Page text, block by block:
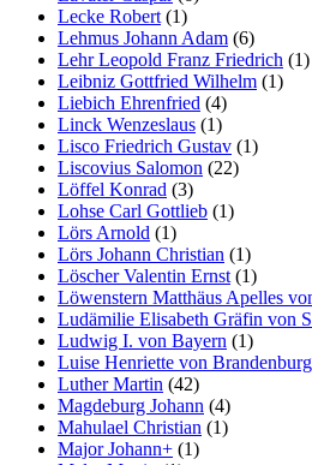
Lecke Robert (1)
Lehmus Johann Adam (6)
Lehr Leopold Franz Friedrich (1)
Leibniz Gottfried Wilhelm (1)
Liebich Ehrenfried (4)
Linck Wenzeslaus (1)
Lisco Friedrich Gustav (1)
Liscovius Salomon (22)
Löffel Konrad (3)
Lohse Carl Gottlieb (1)
Lörs Arnold (1)
Lörs Johann Christian (1)
Löscher Valentin Ernst (1)
Löwenstern Matthäus Apelles
Ludämilie Elisabeth Gräfin von
Ludwig I. von Bayern (1)
Luise Henriette von Brandenburg
Luther Martin (42)
Magdeburg Johann (4)
Mahulael Christian (1)
Major Johann+ (1)